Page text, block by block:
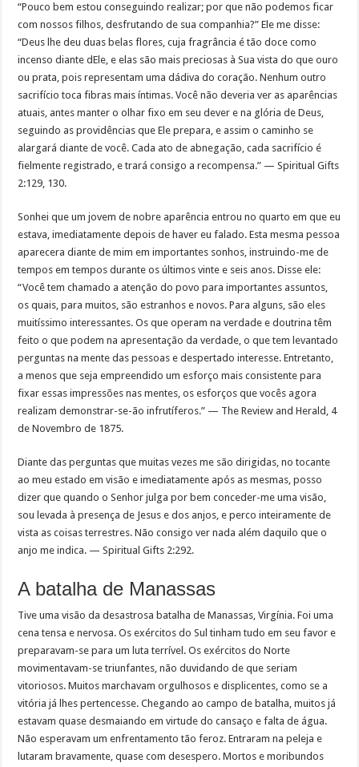
“Pouco bem estou conseguindo realizar; por que não podemos ficar
com nossos filhos, desfrutando de sua companhia?” Ele me disse:
“Deus lhe deu duas belas flores, cuja fragrância é tão doce como
incenso diante dEle, e elas são mais preciosas à Sua vista do que ouro
ou prata, pois representam uma dádiva do coração. Nenhum outro
sacrifício toca fibras mais íntimas. Você não deveria ver as aparências
atuais, antes manter o olhar fixo em seu dever e na glória de Deus,
seguindo as providências que Ele prepara, e assim o caminho se
alargará diante de você. Cada ato de abnegação, cada sacrifício é
fielmente registrado, e trará consigo a recompensa.” — Spiritual Gifts
2:129, 130.
Sonhei que um jovem de nobre aparência entrou no quarto em que eu
estava, imediatamente depois de haver eu falado. Esta mesma pessoa
aparecera diante de mim em importantes sonhos, instruindo-me de
tempos em tempos durante os últimos vinte e seis anos. Disse ele:
“Você tem chamado a atenção do povo para importantes assuntos,
os quais, para muitos, são estranhos e novos. Para alguns, são eles
muitíssimo interessantes. Os que operam na verdade e doutrina têm
feito o que podem na apresentação da verdade, o que tem levantado
perguntas na mente das pessoas e despertado interesse. Entretanto,
a menos que seja empreendido um esforço mais consistente para
fixar essas impressões nas mentes, os esforços que vocês agora
realizam demonstrar-se-ão infrutíferos.” — The Review and Herald, 4
de Novembro de 1875.
Diante das perguntas que muitas vezes me são dirigidas, no tocante
ao meu estado em visão e imediatamente após as mesmas, posso
dizer que quando o Senhor julga por bem conceder-me uma visão,
sou levada à presença de Jesus e dos anjos, e perco inteiramente de
vista as coisas terrestres. Não consigo ver nada além daquilo que o
anjo me indica. — Spiritual Gifts 2:292.
A batalha de Manassas
Tive uma visão da desastrosa batalha de Manassas, Virgínia. Foi uma
cena tensa e nervosa. Os exércitos do Sul tinham tudo em seu favor e
preparavam-se para um luta terrível. Os exércitos do Norte
movimentavam-se triunfantes, não duvidando de que seriam
vitoriosos. Muitos marchavam orgulhosos e displicentes, como se a
vitória já lhes pertencesse. Chegando ao campo de batalha, muitos já
estavam quase desmaiando em virtude do cansaço e falta de água.
Não esperavam um enfrentamento tão feroz. Entraram na peleja e
lutaram bravamente, quase com desespero. Mortos e moribundos